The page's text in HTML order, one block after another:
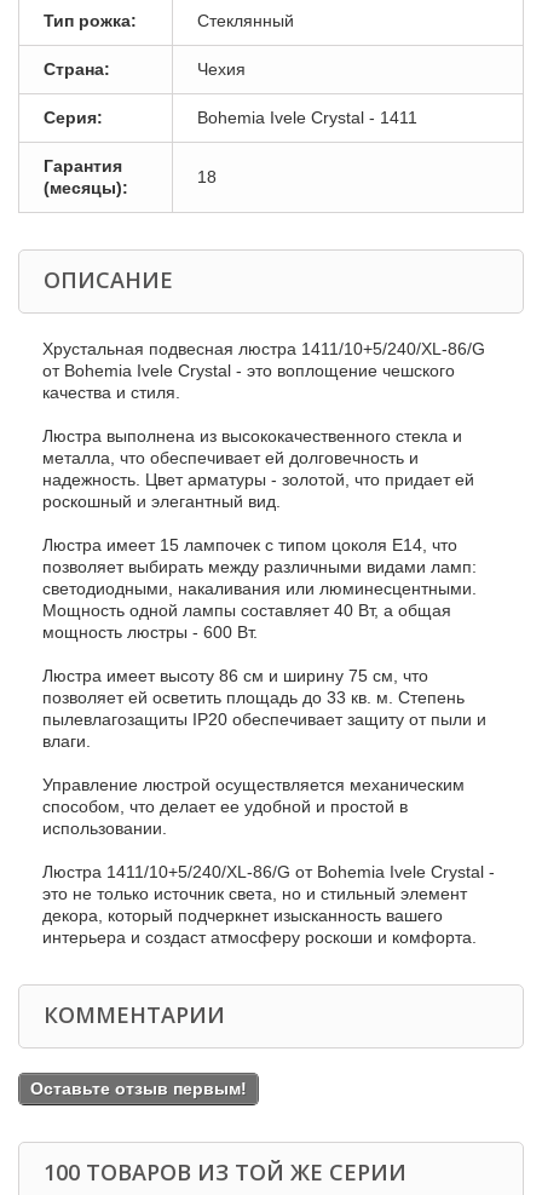
Тип рожка: Стеклянный
Страна: Чехия
Серия: Bohemia Ivele Crystal - 1411
Гарантия
(месяцы):
18
ОПИСАНИЕ
Хрустальная подвесная люстра 1411/10+5/240/XL-86/G
от Bohemia Ivele Crystal - это воплощение чешского
качества и стиля.
Люстра выполнена из высококачественного стекла и
металла, что обеспечивает ей долговечность и
надежность. Цвет арматуры - золотой, что придает ей
роскошный и элегантный вид.
Люстра имеет 15 лампочек с типом цоколя E14, что
позволяет выбирать между различными видами ламп:
светодиодными, накаливания или люминесцентными.
Мощность одной лампы составляет 40 Вт, а общая
мощность люстры - 600 Вт.
Люстра имеет высоту 86 см и ширину 75 см, что
позволяет ей осветить площадь до 33 кв. м. Степень
пылевлагозащиты IP20 обеспечивает защиту от пыли и
влаги.
Управление люстрой осуществляется механическим
способом, что делает ее удобной и простой в
использовании.
Люстра 1411/10+5/240/XL-86/G от Bohemia Ivele Crystal -
это не только источник света, но и стильный элемент
декора, который подчеркнет изысканность вашего
интерьера и создаст атмосферу роскоши и комфорта.
КОММЕНТАРИИ
Оставьте отзыв первым!
100 ТОВАРОВ ИЗ ТОЙ ЖЕ СЕРИИ